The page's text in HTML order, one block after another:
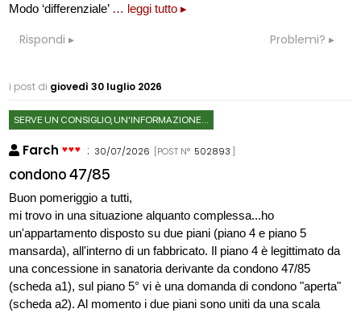
Modo ‘differenziale’ … leggi tutto ▸
Rispondi Problemi?
i post di giovedì 30 luglio 2026
SERVE UN CONSIGLIO, UN'INFORMAZIONE...
Farch : 30/07/2026 [POST N° 502893 ]
condono 47/85
Buon pomeriggio a tutti,
mi trovo in una situazione alquanto complessa...ho
un'appartamento disposto su due piani (piano 4 e piano 5
mansarda), all'interno di un fabbricato. Il piano 4 è legittimato da
una concessione in sanatoria derivante da condono 47/85
(scheda a1), sul piano 5° vi è una domanda di condono "aperta"
(scheda a2). Al momento i due piani sono uniti da una scala